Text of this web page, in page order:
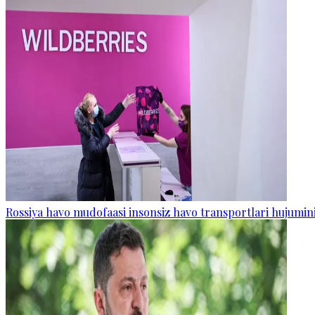
Rossiya havo mudofaasi insonsiz havo transportlari